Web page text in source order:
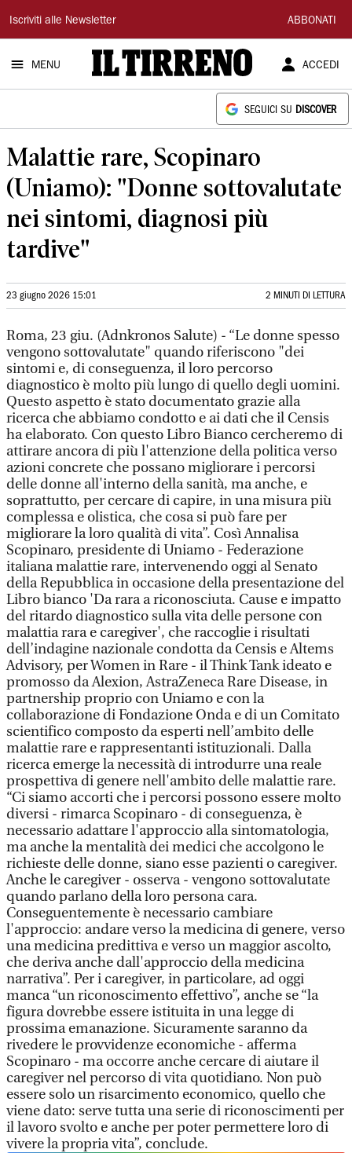
Il
Tirreno
Iscriviti alle Newsletter ABBONATI
MENU ACCEDI
SEGUICI SU DISCOVER
Malattie rare, Scopinaro
(Uniamo): "Donne sottovalutate
nei sintomi, diagnosi più
tardive"
23 giugno 2026 15:01 2 MINUTI DI LETTURA
Roma, 23 giu. (Adnkronos Salute) - “Le donne spesso
vengono sottovalutate" quando riferiscono "dei
sintomi e, di conseguenza, il loro percorso
diagnostico è molto più lungo di quello degli uomini.
Questo aspetto è stato documentato grazie alla
ricerca che abbiamo condotto e ai dati che il Censis
ha elaborato. Con questo Libro Bianco cercheremo di
attirare ancora di più l'attenzione della politica verso
azioni concrete che possano migliorare i percorsi
delle donne all'interno della sanità, ma anche, e
soprattutto, per cercare di capire, in una misura più
complessa e olistica, che cosa si può fare per
migliorare la loro qualità di vita”. Così Annalisa
Scopinaro, presidente di Uniamo - Federazione
italiana malattie rare, intervenendo oggi al Senato
della Repubblica in occasione della presentazione del
Libro bianco 'Da rara a riconosciuta. Cause e impatto
del ritardo diagnostico sulla vita delle persone con
malattia rara e caregiver', che raccoglie i risultati
dell’indagine nazionale condotta da Censis e Altems
Advisory, per Women in Rare - il Think Tank ideato e
promosso da Alexion, AstraZeneca Rare Disease, in
partnership proprio con Uniamo e con la
collaborazione di Fondazione Onda e di un Comitato
scientifico composto da esperti nell’ambito delle
malattie rare e rappresentanti istituzionali. Dalla
ricerca emerge la necessità di introdurre una reale
prospettiva di genere nell'ambito delle malattie rare.
“Ci siamo accorti che i percorsi possono essere molto
diversi - rimarca Scopinaro - di conseguenza, è
necessario adattare l'approccio alla sintomatologia,
ma anche la mentalità dei medici che accolgono le
richieste delle donne, siano esse pazienti o caregiver.
Anche le caregiver - osserva - vengono sottovalutate
quando parlano della loro persona cara.
Conseguentemente è necessario cambiare
l'approccio: andare verso la medicina di genere, verso
una medicina predittiva e verso un maggior ascolto,
che deriva anche dall'approccio della medicina
narrativa”. Per i caregiver, in particolare, ad oggi
manca “un riconoscimento effettivo”, anche se “la
figura dovrebbe essere istituita in una legge di
prossima emanazione. Sicuramente saranno da
rivedere le provvidenze economiche - afferma
Scopinaro - ma occorre anche cercare di aiutare il
caregiver nel percorso di vita quotidiano. Non può
essere solo un risarcimento economico, quello che
viene dato: serve tutta una serie di riconoscimenti per
il lavoro svolto e anche per poter permettere loro di
vivere la propria vita”, conclude.